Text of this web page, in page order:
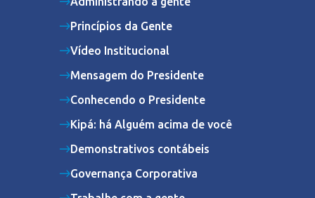
Princípios da Gente
Vídeo Institucional
Mensagem do Presidente
Conhecendo o Presidente
Kipá: há Alguém acima de você
Demonstrativos contábeis
Governança Corporativa